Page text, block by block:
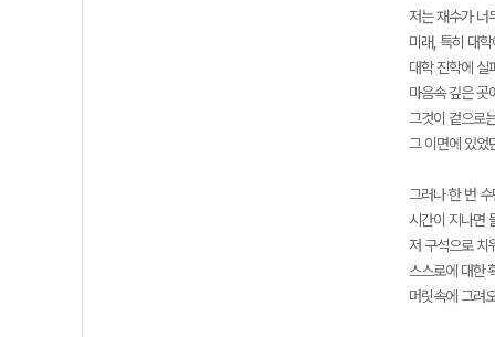
저는 재수가 너
미래, 특히 대
대학 진학에 실
마음속 깊은 곳
그것이 겉으로
그 이면에 있었
그러나 한 번
시간이 지나면
저 구석으로 치
스스로에 대한
머릿속에 그려